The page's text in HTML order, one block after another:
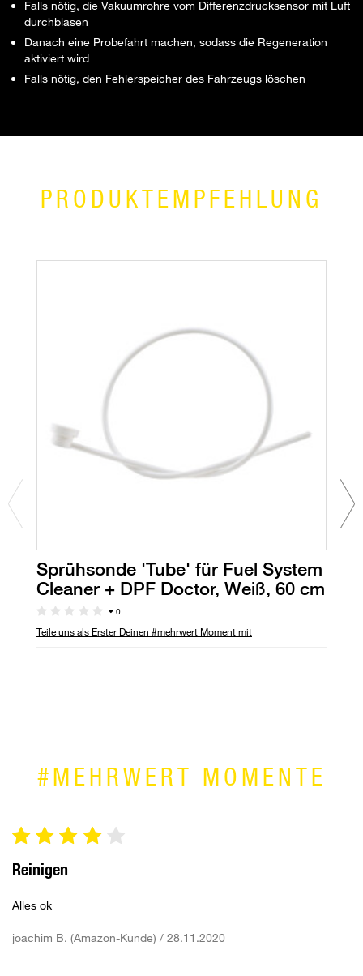
Falls nötig, die Vakuumrohre vom Differenzdrucksensor mit Luft
durchblasen
Danach eine Probefahrt machen, sodass die Regeneration
aktiviert wird
Falls nötig, den Fehlerspeicher des Fahrzeugs löschen
PRODUKTEMPFEHLUNG
Sprühsonde 'Tube' für Fuel System
Cleaner + DPF Doctor, Weiß, 60 cm
0
Teile uns als Erster Deinen #mehrwert Moment mit
#MEHRWERT MOMENTE
Reinigen
Alles ok
joachim B. (Amazon-Kunde) / 28.11.2020